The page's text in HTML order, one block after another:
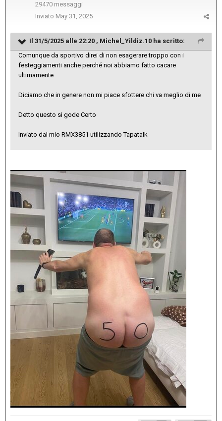
29470 messaggi
Inviato May 31, 2025
Il 31/5/2025 alle 22:20 , Michel_Yildiz.10 ha scritto:
Comunque da sportivo direi di non esagerare troppo con i
festeggiamenti anche perché noi abbiamo fatto cacare
ultimamente
Diciamo che in genere non mi piace sfottere chi va meglio di me
Detto questo si gode Certo
Inviato dal mio RMX3851 utilizzando Tapatalk